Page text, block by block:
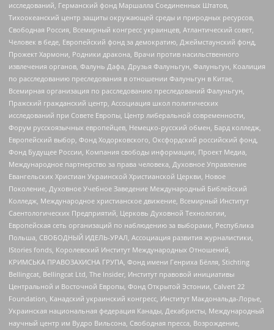
исследований, Германский фонд Маршалла Соединенных Штатов,
Тихоокеанский центр защиты окружающей среды и природных ресурсов,
Свободная Россия, Всемирный конгресс украинцев, Атлантический совет,
Человек в беде, Европейский фонд за демократию, Джеймстаунский фонд,
Прожект Хармони, Родники дракона, Врачи против насильственного
извлечения органов, Фалунь Дафа, Друзья Фалуньгун, Фалуньгун, Коалиция
по расследованию преследования в отношении Фалуньгун в Китае,
Всемирная организация по расследованию преследований Фалуньгун,
Пражский гражданский центр, Ассоциация школ политических
исследований при Совете Европы, Центр либеральной современности,
Форум русскоязычных европейцев, Немецко-русский обмен, Бард колледж,
Европейский выбор, Фонд Ходорковского, Оксфордский российский фонд,
Фонд Будущее России, Компания свободы информации, Проект Медиа,
Международное партнерство за права человека, Духовное Управление
Евангельских Христиан Украинской Христианской Церкви, Новое
Поколение, Духовное Учебное Заведение Международный Библейский
Колледж, Международное христианское движение, Всемирный Институт
Саентологических Предприятий, Церковь Духовной Технологии,
Европейская сеть организаций по наблюдению за выборами, Республика
Польша, СВОБОДНЫЙ ИДЕЛЬ-УРАЛ, Ассоциация развития журналистики,
IStories fonds, Королевский Институт Международных Отношений,
КРИМСЬКА ПРАВОЗАХИСНА ГРУПА, Фонд имени Генриха Бёлля, Stichting
Bellingcat, Bellingcat Ltd, The Insider, Институт правовой инициативы
Центральной и Восточной Европы, Фонд Открытой Эстонии, Calvert 22
Foundation, Канадский украинский конгресс, Институт Макдональда-Лорье,
Украинская национальная федерация Канады, Декабристы, Международный
научный центр им Вудро Вильсона, Свободная пресса, Возрождение,